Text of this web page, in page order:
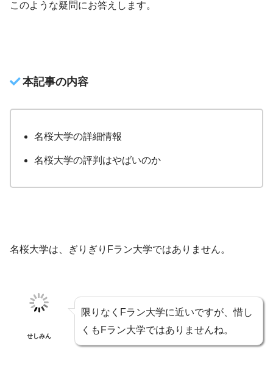
このような疑問にお答えします。
本記事の内容
名桜大学の詳細情報
名桜大学の評判はやばいのか
名桜大学は、ぎりぎりFラン大学ではありません。
せしみん
限りなくFラン大学に近いですが、惜し
くもFラン大学ではありませんね。